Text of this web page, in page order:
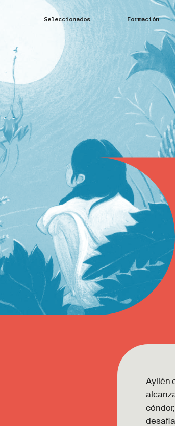
Seleccionados Formación
Ayilén